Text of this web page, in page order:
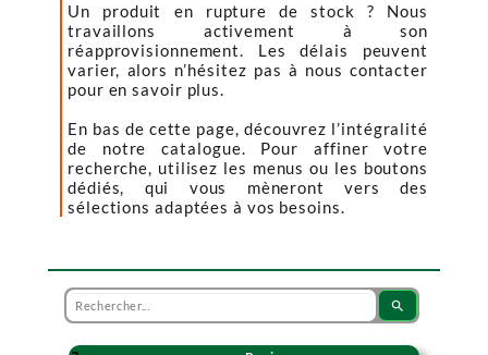
Un produit en rupture de stock ? Nous
travaillons activement à son
réapprovisionnement. Les délais peuvent
varier, alors n’hésitez pas à nous contacter
pour en savoir plus.
En bas de cette page, découvrez l’intégralité
de notre catalogue. Pour affiner votre
recherche, utilisez les menus ou les boutons
dédiés, qui vous mèneront vers des
sélections adaptées à vos besoins.
search